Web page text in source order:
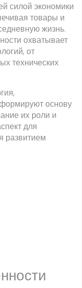
силой экономики
товары и
жизнь.
охватывает
от
технических
основу
их роли и
для
развитием